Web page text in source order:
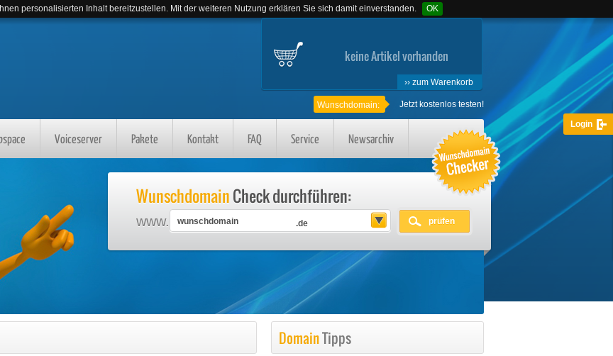
personalisierten Inhalt bereitzustellen. Mit der weiteren Nutzung erklären Sie sich damit einverstanden. OK
›› zum Warenkorb
keine Artikel vorhanden
Wunschdomain: Jetzt kostenlos testen!
Voiceserver Pakete Kontakt FAQ Service Newsarchiv
WunschdomainCheck durchführen:
www. prüfen
DomainTipps
Login